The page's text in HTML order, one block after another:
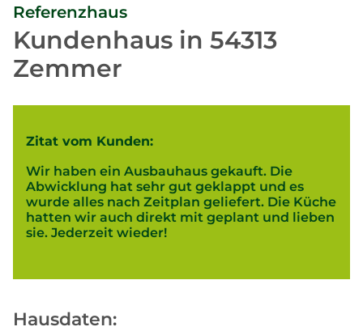
Referenzhaus
Kundenhaus in 54313
Zemmer
Zitat vom Kunden:
Wir haben ein Ausbauhaus gekauft. Die
Abwicklung hat sehr gut geklappt und es
wurde alles nach Zeitplan geliefert. Die Küche
hatten wir auch direkt mit geplant und lieben
sie. Jederzeit wieder!
Hausdaten: